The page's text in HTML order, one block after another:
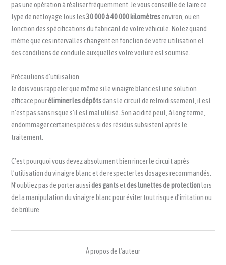
pas une opération à réaliser fréquemment. Je vous conseille de faire ce
type de nettoyage tous les30 000 à 40 000 kilomètresenviron, ou en
fonction des spécifications du fabricant de votre véhicule. Notez quand
même que ces intervalles changent en fonction de votre utilisation et
des conditions de conduite auxquelles votre voiture est soumise.
Précautions d’utilisation
Je dois vous rappeler que même si le vinaigre blanc est une solution
efficace pouréliminer les dépôtsdans le circuit de refroidissement, il est
n’est pas sans risque s’il est mal utilisé. Son acidité peut, à long terme,
endommager certaines pièces si des résidus subsistent après le
traitement.
C’est pourquoi vous devez absolument bien rincer le circuit après
l’utilisation du vinaigre blanc et de respecter les dosages recommandés.
N’oubliez pas de porter aussides gantsetdes lunettes de protectionlors
de la manipulation du vinaigre blanc pour éviter tout risque d’irritation ou
de brûlure.
À propos de l'auteur